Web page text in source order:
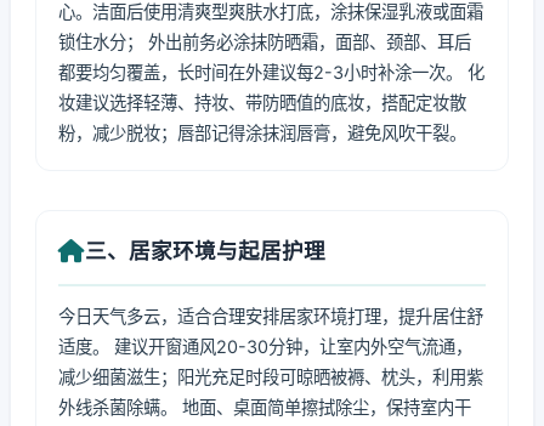
心。洁面后使用清爽型爽肤水打底，涂抹保湿乳液或面霜
锁住水分； 外出前务必涂抹防晒霜，面部、颈部、耳后
都要均匀覆盖，长时间在外建议每2-3小时补涂一次。 化
妆建议选择轻薄、持妆、带防晒值的底妆，搭配定妆散
粉，减少脱妆；唇部记得涂抹润唇膏，避免风吹干裂。
三、居家环境与起居护理
今日天气多云，适合合理安排居家环境打理，提升居住舒
适度。 建议开窗通风20-30分钟，让室内外空气流通，
减少细菌滋生；阳光充足时段可晾晒被褥、枕头，利用紫
外线杀菌除螨。 地面、桌面简单擦拭除尘，保持室内干